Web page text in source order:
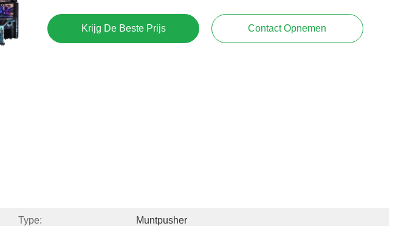
Krijg De Beste Prijs Contact Opnemen
Type: Muntpusher